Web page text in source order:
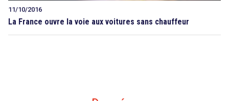
11/10/2016
La France ouvre la voie aux voitures sans chauffeur